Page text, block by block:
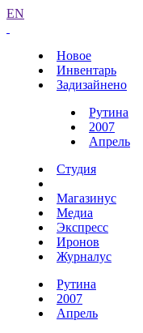
EN
Новое
Инвентарь
Задизайнено
Рутина
2007
Апрель
Студия
Магазинус
Медиа
Экспресс
Иронов
Журналус
Рутина
2007
Апрель